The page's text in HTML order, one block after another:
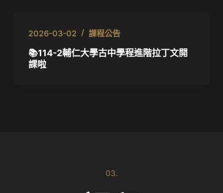
2026-03-02 課程公告
📚114-2輔仁大學古中學程進階拉丁文開
課啦
03.